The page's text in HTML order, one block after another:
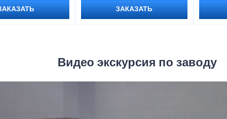
ЗАКАЗАТЬ
Видео экскурсия по заводу